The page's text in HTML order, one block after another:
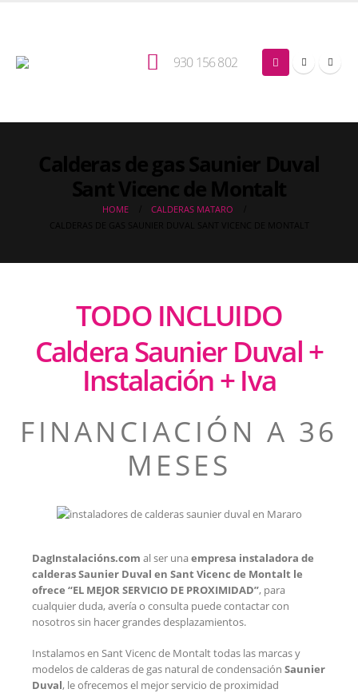
930 156 802
HOME
CALDERAS MATARO
TODO INCLUIDO
Caldera Saunier Duval +
Instalación + Iva
FINANCIACIÓN A 36
MESES
DagInstalacións.com al ser unaempresa instaladora de
calderas Saunier Duval en Sant Vicenc de Montalt le
ofrece “EL MEJOR SERVICIO DE PROXIMIDAD”, para
cualquier duda, avería o consulta puede contactar con
nosotros sin hacer grandes desplazamientos.
Instalamos en Sant Vicenc de Montalt todas las marcas y
modelos de calderas de gas natural de condensaciónSaunier
Duval, le ofrecemos el mejor servicio de proximidad